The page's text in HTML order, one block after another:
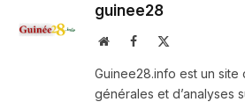
guinee28
WebsiteFacebook
Guinee28.info est un site
générales et d’analyses